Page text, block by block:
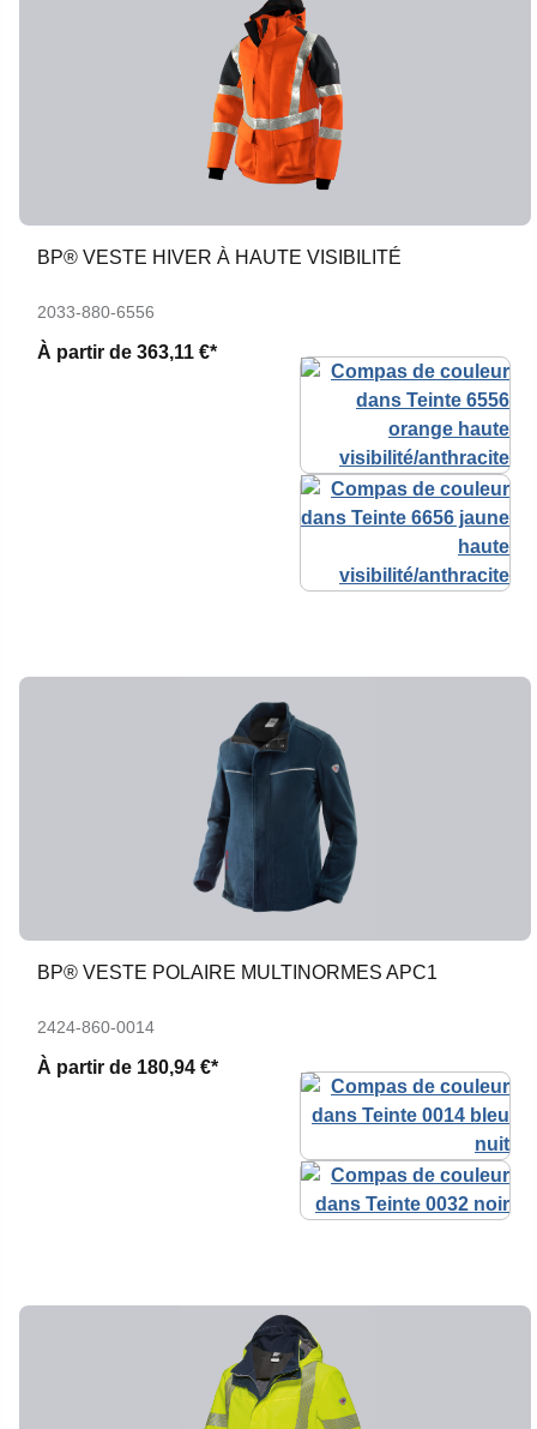
BP® VESTE HIVER À HAUTE VISIBILITÉ
2033-880-6556
À partir de 363,11 €*
BP® VESTE POLAIRE MULTINORMES APC1
2424-860-0014
À partir de 180,94 €*